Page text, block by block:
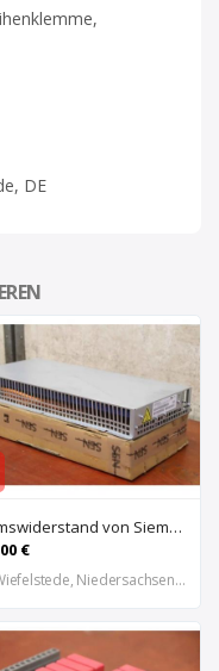
DE
Bremswiderstand von Siemens – 6SL3100-1BE21-3AA0
€
Niedersachsen, DE